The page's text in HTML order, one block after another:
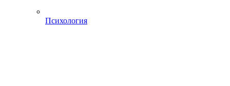
Психология